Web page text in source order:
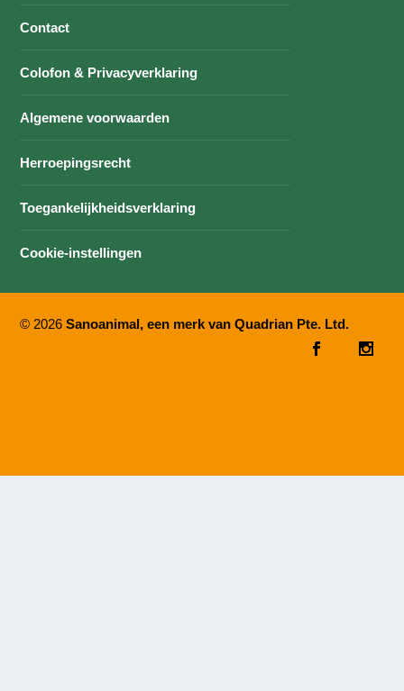
Contact
Colofon & Privacyverklaring
Algemene voorwaarden
Herroepingsrecht
Toegankelijkheidsverklaring
Cookie-instellingen
© 2026Sanoanimal, een merk van Quadrian Pte. Ltd.